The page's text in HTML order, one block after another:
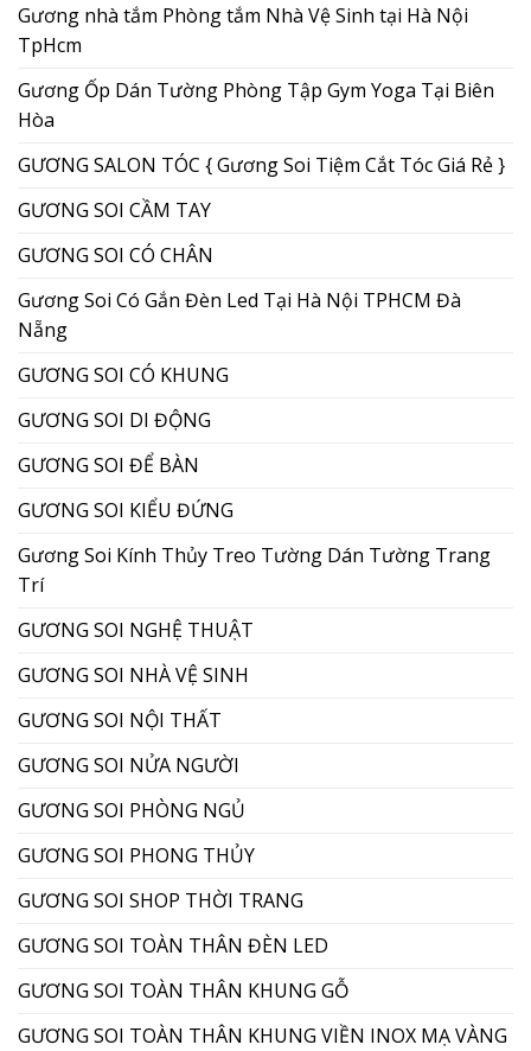
Gương nhà tắm Phòng tắm Nhà Vệ Sinh tại Hà Nội
TpHcm
Gương Ốp Dán Tường Phòng Tập Gym Yoga Tại Biên
Hòa
GƯƠNG SALON TÓC { Gương Soi Tiệm Cắt Tóc Giá Rẻ }
GƯƠNG SOI CẦM TAY
GƯƠNG SOI CÓ CHÂN
Gương Soi Có Gắn Đèn Led Tại Hà Nội TPHCM Đà
Nẵng
GƯƠNG SOI CÓ KHUNG
GƯƠNG SOI DI ĐỘNG
GƯƠNG SOI ĐỂ BÀN
GƯƠNG SOI KIỂU ĐỨNG
Gương Soi Kính Thủy Treo Tường Dán Tường Trang
Trí
GƯƠNG SOI NGHỆ THUẬT
GƯƠNG SOI NHÀ VỆ SINH
GƯƠNG SOI NỘI THẤT
GƯƠNG SOI NỬA NGƯỜI
GƯƠNG SOI PHÒNG NGỦ
GƯƠNG SOI PHONG THỦY
GƯƠNG SOI SHOP THỜI TRANG
GƯƠNG SOI TOÀN THÂN ĐÈN LED
GƯƠNG SOI TOÀN THÂN KHUNG GỖ
GƯƠNG SOI TOÀN THÂN KHUNG VIỀN INOX MẠ VÀNG